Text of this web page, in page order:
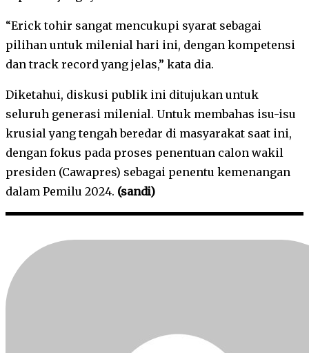
“Erick tohir sangat mencukupi syarat sebagai
pilihan untuk milenial hari ini, dengan kompetensi
dan track record yang jelas,” kata dia.
Diketahui, diskusi publik ini ditujukan untuk
seluruh generasi milenial. Untuk membahas isu-isu
krusial yang tengah beredar di masyarakat saat ini,
dengan fokus pada proses penentuan calon wakil
presiden (Cawapres) sebagai penentu kemenangan
dalam Pemilu 2024. (sandi)